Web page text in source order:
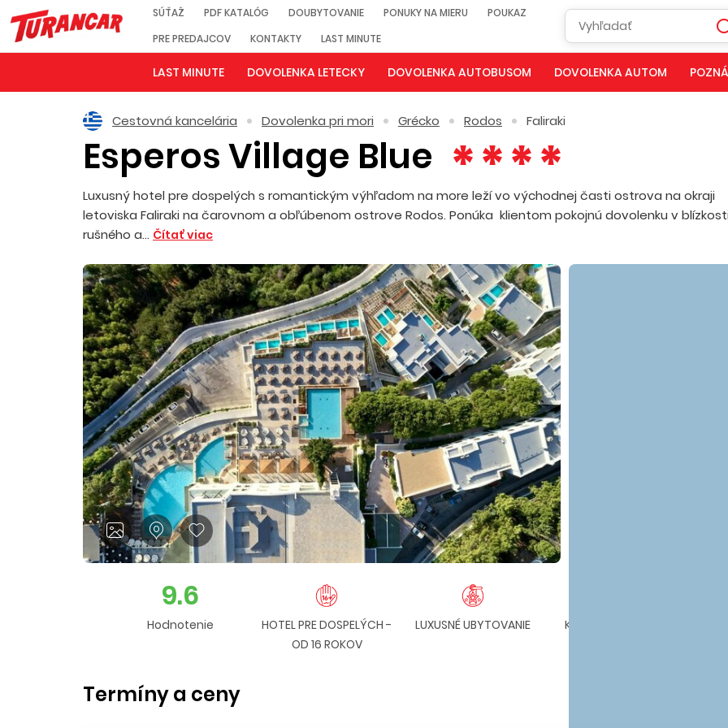
SÚŤAŽ PDF KATALÓG DOUBYTOVANIE PONUKY NA MIERU
POUKAZ
PRE PREDAJCOV
KONTAKTY LAST MINUTE
LAST MINUTE DOVOLENKA LETECKY DOVOLENKA AUTOBUSOM DOVOLENKA AUTOM
Cestovná kancelária Dovolenka pri mori Grécko Rodos Faliraki
Esperos Village Blue
Luxusný hotel pre dospelých s romantickým výhľadom na more leží vo východnej časti ostrova na okraji
letoviska Faliraki na čarovnom a obľúbenom ostrove Rodos. Ponúka klientom pokojnú dovolenku v blízkosti
rušného a... Čítať viac
9.6
Hodnotenie
HOTEL PRE DOSPELÝCH -
OD 16 ROKOV
LUXUSNÉ UBYTOVANIE KLIMATIZOVANÉ IZBY
Termíny a ceny